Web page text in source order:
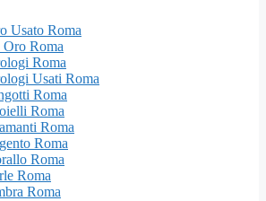
Usato Roma
Oro Roma
Roma
Usati Roma
Roma
Roma
Roma
Roma
Roma
Roma
Roma